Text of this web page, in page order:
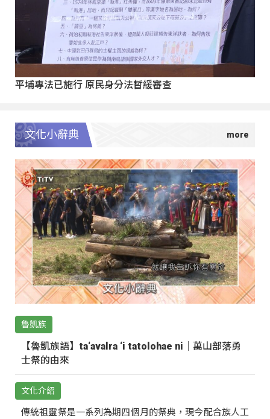
平埔專法已施行 原民身分法暫緩審查
文化小辭典
魯凱族
【魯凱族語】ta‘avalra ‘i tatolohae ni｜萬山部落勇
士祭的由來
文化介紹
傳統祖靈祭是一系列為期四個月的祭典，現今配合族人工